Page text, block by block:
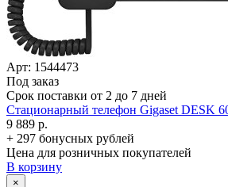
Арт: 1544473
Под заказ
Срок поставки от 2 до 7 дней
Стационарный телефон Gigaset DESK
9 889 р.
+ 297 бонусных рублей
Цена для розничных покупателей
В корзину
×